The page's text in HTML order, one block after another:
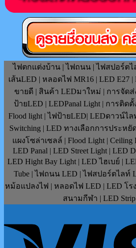
ไฟตกแต่งบ้าน | ไฟถนน | ไฟสปอร์ตไ
เส้นLED | หลอดไฟ MR16 | LED E27 |
ขายดี | สินค้า LEDมาใหม่ | การจัดส่
ป้ายLED | LEDPanal Light | การติด
Flood light | ไฟป้ายLED| LEDดาวน์ไล
Switching | LED ทางเลือกการประห
แผงโซล่าเซลล์ | Flood Light | Ceiling
LED Panal | LED Street Light | LED
LED Hight Bay Light | LED ไฮเบย์ |
Tube | ไฟถนน LED | ไฟสปอร์ตไลท์
หม้อแปลงไฟ | หลอดไฟ LED | LED โ
สนามกีฬา | LED Strip